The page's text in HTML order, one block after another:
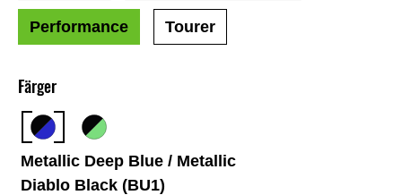
Färger
Metallic Deep Blue / Metallic
Diablo Black (BU1)
Performance Tourer